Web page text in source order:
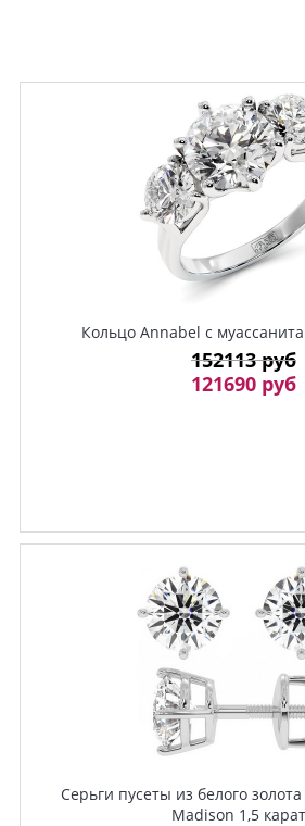
Кольцо Annabel с
152113 руб
121690 руб
Серьги пусеты из белого
Madison 1,5